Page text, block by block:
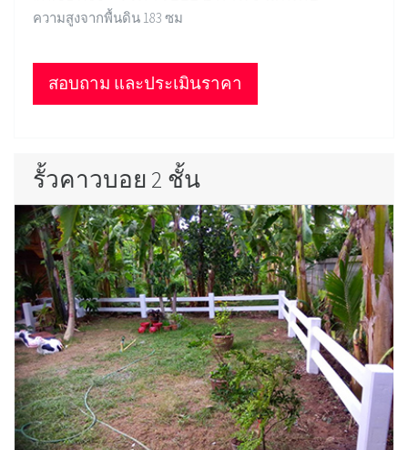
ความสูงจากพื้นดิน 183 ซม
สอบถาม และประเมินราคา
รั้วคาวบอย 2 ชั้น